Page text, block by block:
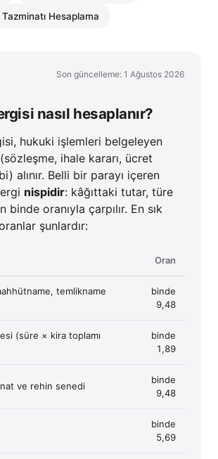
Hesaplama
Son güncelleme: 1 Ağustos 2026
nasıl hesaplanır?
hukuki işlemleri belgeleyen
ihale kararı, ücret
alınır. Belli bir parayı içeren
nispidir: kâğıttaki tutar, türe
binde oranıyla çarpılır. En sık
şunlardır:
Oran
temlikname
binde
9,48
(süre × kira toplamı
binde
1,89
ve rehin senedi
binde
9,48
binde
5,69